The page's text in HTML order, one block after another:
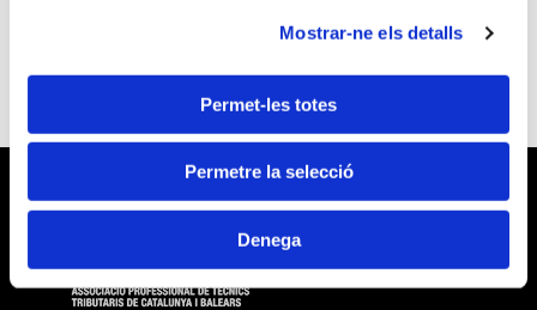
Mostrar-ne els detalls
Permet-les totes
Permetre la selecció
Denega
Quiero ser Técnico Tributario